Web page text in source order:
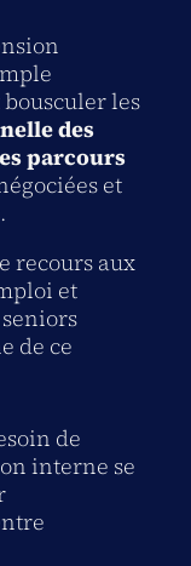
les
des
parcours
et
recours aux
et
de ce
de
interne se